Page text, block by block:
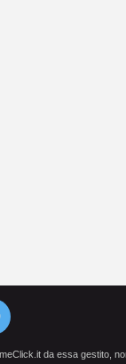
da essa gestito,